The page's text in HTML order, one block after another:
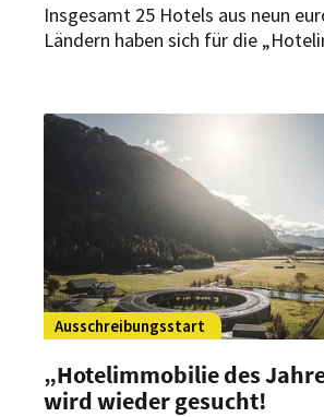
Insgesamt 25 Hotels aus neun
Ländern haben sich für die
sechs Ländern für die
Ausschreibungsstart
„Hotelimmobilie des
wird wieder gesucht!